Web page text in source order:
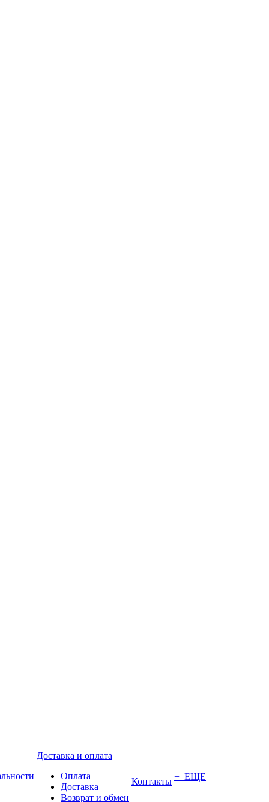
Доставка и оплата
Оплата
Доставка
Возврат и обмен
Контакты + ЕЩЕ